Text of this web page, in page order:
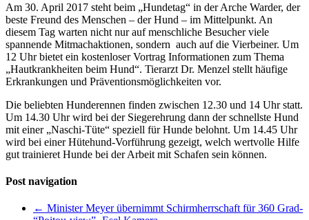
Am 30. April 2017 steht beim „Hundetag“ in der Arche Warder, der
beste Freund des Menschen – der Hund – im Mittelpunkt. An
diesem Tag warten nicht nur auf menschliche Besucher viele
spannende Mitmachaktionen, sondern auch auf die Vierbeiner. Um
12 Uhr bietet ein kostenloser Vortrag Informationen zum Thema
„Hautkrankheiten beim Hund“. Tierarzt Dr. Menzel stellt häufige
Erkrankungen und Präventionsmöglichkeiten vor.
Die beliebten Hunderennen finden zwischen 12.30 und 14 Uhr statt.
Um 14.30 Uhr wird bei der Siegerehrung dann der schnellste Hund
mit einer „Naschi-Tüte“ speziell für Hunde belohnt. Um 14.45 Uhr
wird bei einer Hütehund-Vorführung gezeigt, welch wertvolle Hilfe
gut trainieret Hunde bei der Arbeit mit Schafen sein können.
Post navigation
← Minister Meyer übernimmt Schirmherrschaft für 360 Grad-